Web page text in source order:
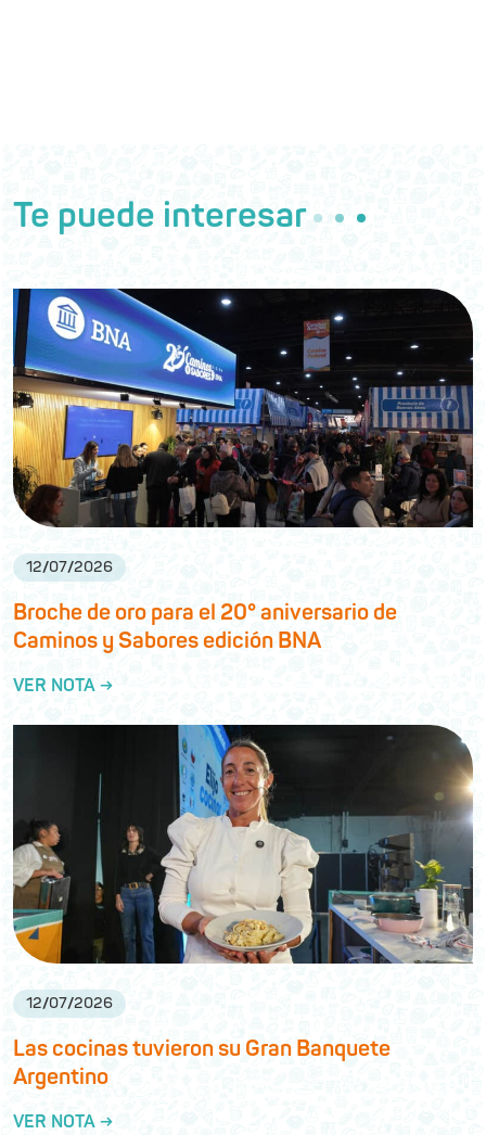
Te puede interesar
12/07/2026
Broche de oro para el 20° aniversario de
Caminos y Sabores edición BNA
VER NOTA →
12/07/2026
Las cocinas tuvieron su Gran Banquete
Argentino
VER NOTA →